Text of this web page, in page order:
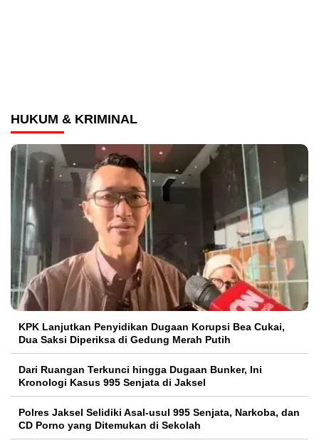
HUKUM & KRIMINAL
KPK Lanjutkan Penyidikan Dugaan Korupsi Bea Cukai,
Dua Saksi Diperiksa di Gedung Merah Putih
Dari Ruangan Terkunci hingga Dugaan Bunker, Ini
Kronologi Kasus 995 Senjata di Jaksel
Polres Jaksel Selidiki Asal-usul 995 Senjata, Narkoba, dan
CD Porno yang Ditemukan di Sekolah